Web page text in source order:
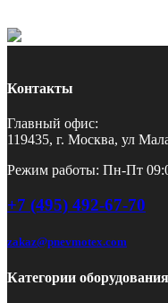
Контакты
Главный офис:
119435, г. Москва, ул
Режим работы: Пн-Пт
+7 (495) 492-67-70
zakaz@pnevmotex.com
Категории оборудования